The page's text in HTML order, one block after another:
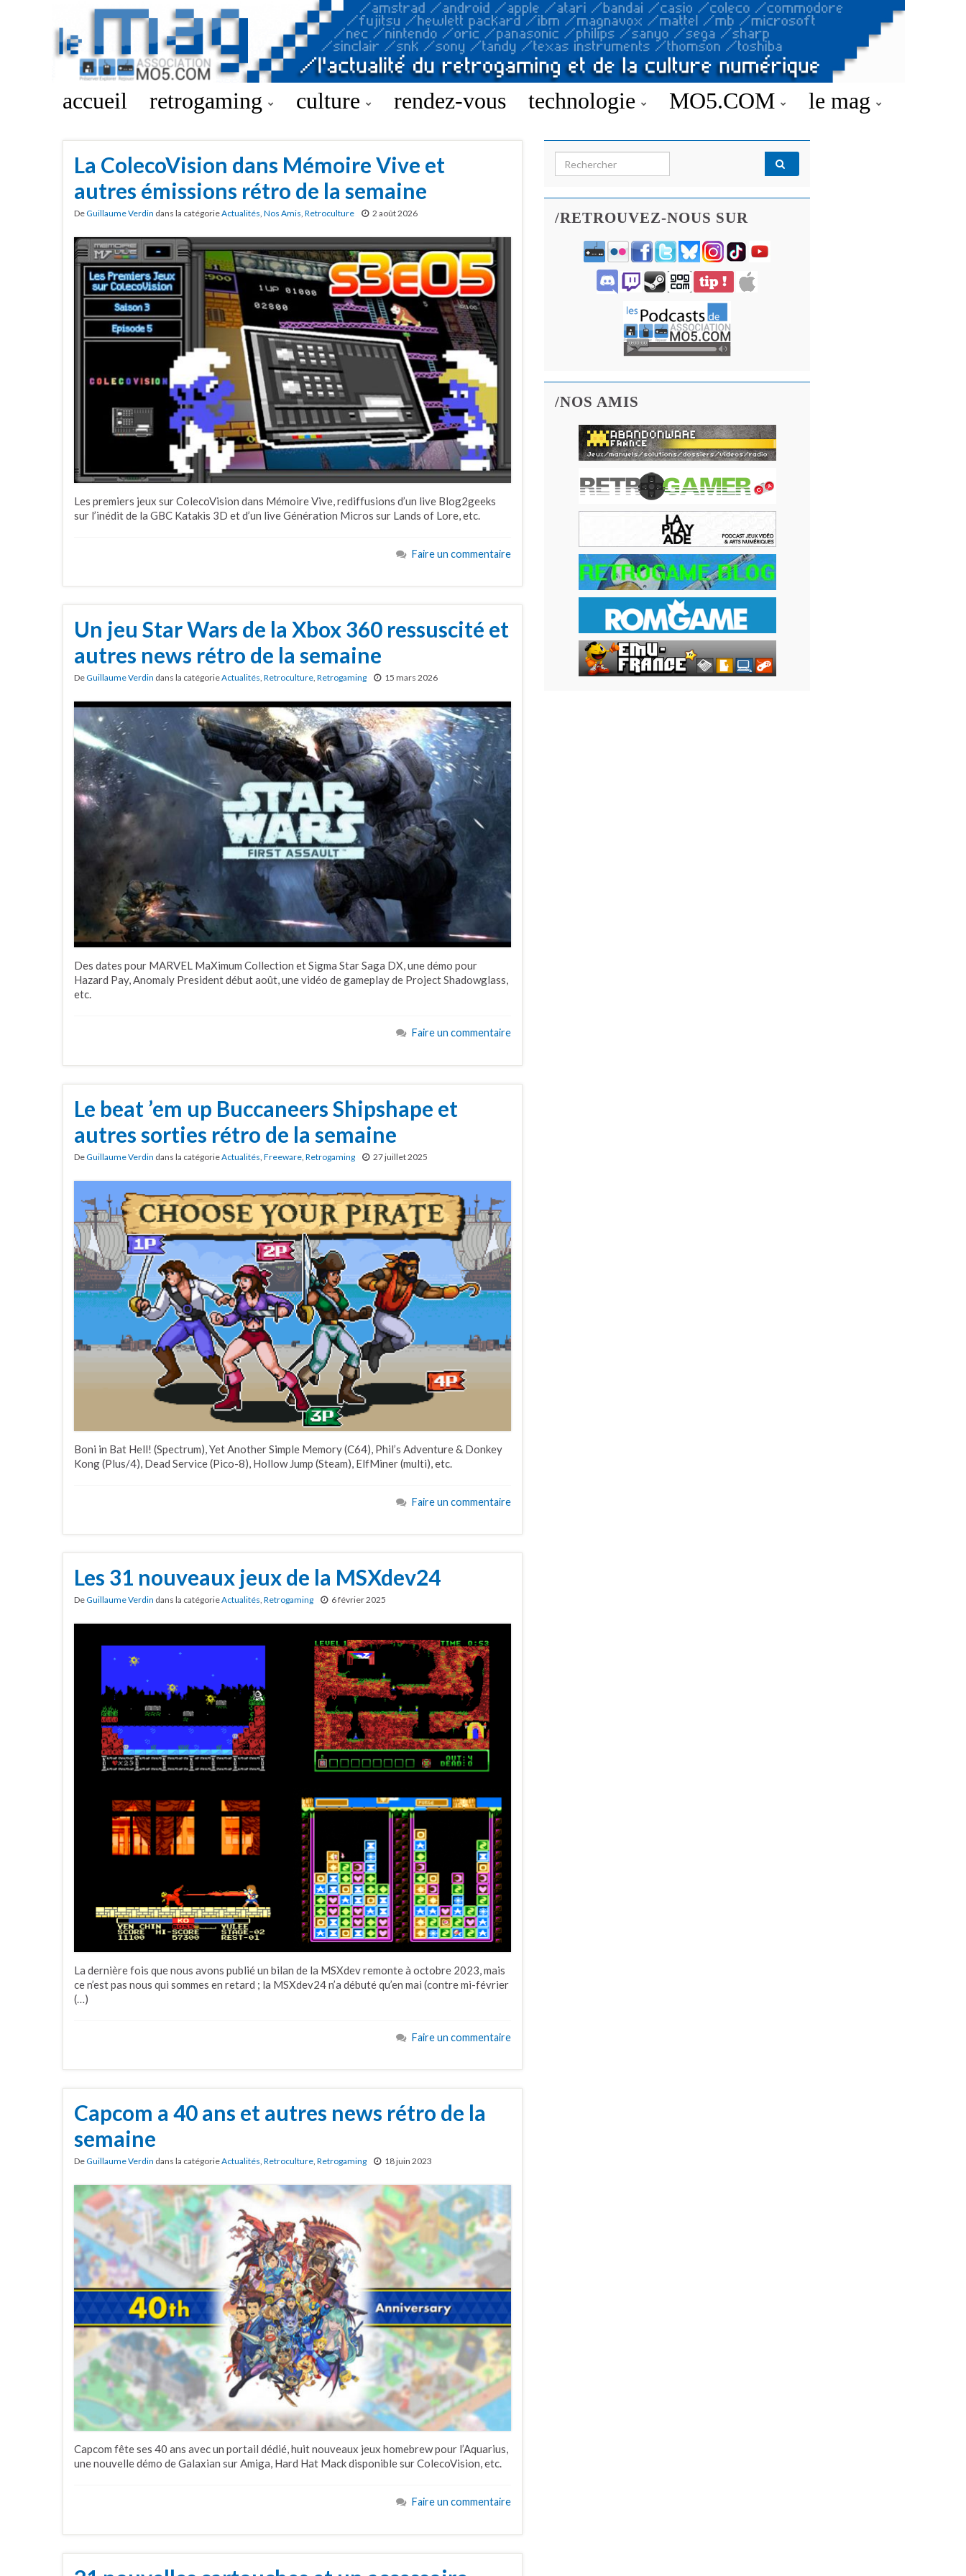
accueil retrogaming culture rendez-vous technologie MO5.COM le mag
La ColecoVision dans Mémoire Vive et
autres émissions rétro de la semaine
DeGuillaume Verdin dans la catégorieActualités, Nos Amis, Retroculture 2 août 2026
Les premiers jeux sur ColecoVision dans Mémoire Vive, rediffusions d’un live Blog2geeks
sur l’inédit de la GBC Katakis 3D et d’un live Génération Micros sur Lands of Lore, etc.
Faire un commentaire
Un jeu Star Wars de la Xbox 360 ressuscité et
autres news rétro de la semaine
DeGuillaume Verdin dans la catégorieActualités, Retroculture, Retrogaming 15 mars 2026
Des dates pour MARVEL MaXimum Collection et Sigma Star Saga DX, une démo pour
Hazard Pay, Anomaly President début août, une vidéo de gameplay de Project Shadowglass,
etc.
Faire un commentaire
Le beat ’em up Buccaneers Shipshape et
autres sorties rétro de la semaine
DeGuillaume Verdin dans la catégorieActualités Freeware Retrogaming 27 juillet 2025
Boni in Bat Hell! (Spectrum), Yet Another Simple Memory (C64), Phil’s Adventure & Donkey
Kong (Plus/4), Dead Service (Pico-8), Hollow Jump (Steam), ElfMiner (multi), etc.
Faire un commentaire
Les 31 nouveaux jeux de la MSXdev24
DeGuillaume Verdin dans la catégorieActualités, Retrogaming 6 février 2025
La dernière fois que nous avons publié un bilan de la MSXdev remonte à octobre 2023, mais
ce n’est pas nous qui sommes en retard ; la MSXdev24 n’a débuté qu’en mai (contre mi-février
(…)
Faire un commentaire
Capcom a 40 ans et autres news rétro de la
semaine
DeGuillaume Verdin dans la catégorieActualités, Retroculture, Retrogaming 18 juin 2023
Capcom fête ses 40 ans avec un portail dédié, huit nouveaux jeux homebrew pour l’Aquarius,
une nouvelle démo de Galaxian sur Amiga, Hard Hat Mack disponible sur ColecoVision, etc.
Faire un commentaire
Search for:
/RETROUVEZ-NOUS SUR
/NOS AMIS